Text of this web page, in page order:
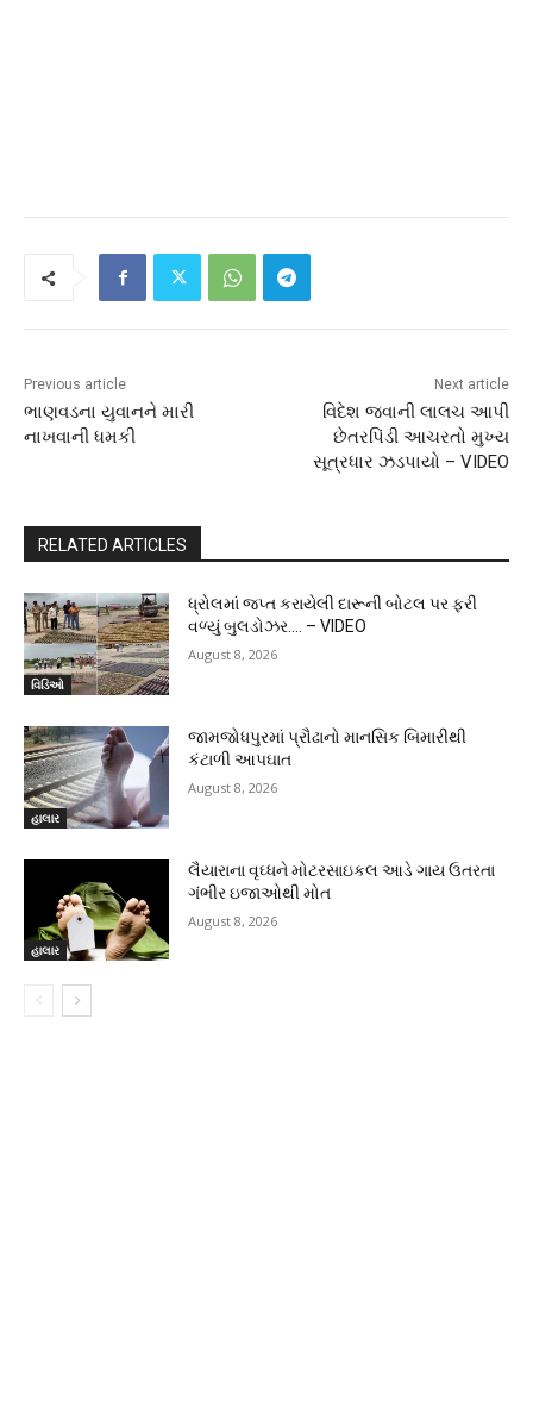
Previous article
ભાણવડના યુવાનને મારી
નાખવાની ધમકી
Next article
વિદેશ જવાની લાલચ આપી
છેતરપિંડી આચરતો મુખ્ય
સૂત્રધાર ઝડપાયો – VIDEO
RELATED ARTICLES
વિડિઓ
ધ્રોલમાં જપ્ત કરાયેલી દારૂની બોટલ પર ફરી
વળ્યું બુલડોઝર…. – VIDEO
August 8, 2026
હાલાર
જામજોધપુરમાં પ્રૌઢાનો માનસિક બિમારીથી
કંટાળી આપઘાત
August 8, 2026
હાલાર
લૈયારાના વૃઘ્ધને મોટરસાઇકલ આડે ગાય ઉતરતા
ગંભીર ઇજાઓથી મોત
August 8, 2026